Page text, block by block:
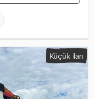
Küçük ilan